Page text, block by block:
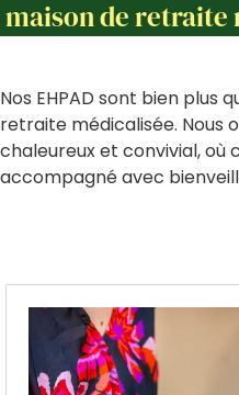
maison de retraite
Nos EHPAD sont bien plus
retraite médicalisée. Nous
chaleureux et convivial, où
accompagné avec